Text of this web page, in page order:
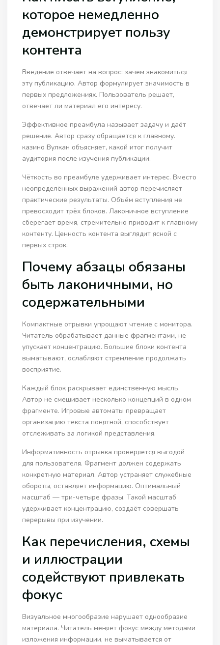
которое немедленно
демонстрирует пользу
контента
Введение отвечает на вопрос: зачем знакомиться
эту публикацию. Автор формулирует значимость в
первых предложениях. Пользователь решает,
отвечает ли материал его интересу.
Эффективное преамбула называет задачу и даёт
решение. Автор сразу обращается к главному.
казино Вулкан объясняет, какой итог получит
аудитория после изучения публикации.
Чёткость во преамбуле удерживает интерес. Вместо
неопределённых выражений автор перечисляет
практические результаты. Объём вступления не
превосходит трёх блоков. Лаконичное вступление
сберегает время, стремительно приводит к главному
контенту. Ценность контента выглядит ясной с
первых строк.
Почему абзацы обязаны
быть лаконичными, но
содержательными
Компактные отрывки упрощают чтение с монитора.
Читатель обрабатывает данные фрагментами, не
упускает концентрацию. Большие блоки контента
выматывают, ослабляют стремление продолжать
восприятие.
Каждый блок раскрывает единственную мысль.
Автор не смешивает несколько концепций в одном
фрагменте. Игровые автоматы превращает
организацию текста понятной, способствует
отслеживать за логикой представления.
Информативность отрывка проверяется выгодой
для пользователя. Фрагмент должен содержать
конкретную материал. Автор устраняет служебные
обороты, оставляет информацию. Оптимальный
масштаб — три-четыре фразы. Такой масштаб
удерживает концентрацию, создаёт совершать
перерывы при изучении.
Как перечисления, схемы
и иллюстрации
содействуют привлекать
фокус
Визуальное многообразие нарушает однообразие
материала. Читатель меняет фокус между методами
изложения информации, не выматывается от